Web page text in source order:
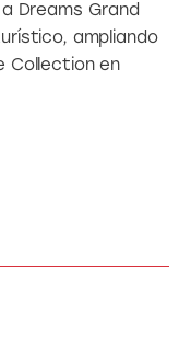
Dreams Grand
ampliando
Collection en